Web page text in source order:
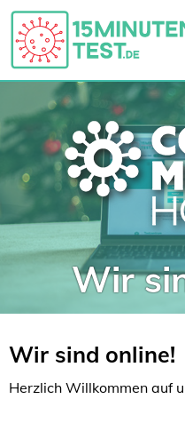
Wir
Wir sind online!
Herzlich Willkommen auf